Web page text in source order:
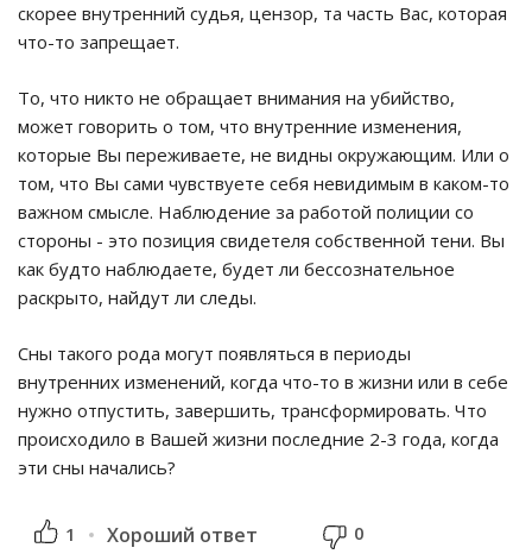
скорее внутренний судья, цензор, та часть Вас, которая
что-то запрещает.
То, что никто не обращает внимания на убийство,
может говорить о том, что внутренние изменения,
которые Вы переживаете, не видны окружающим. Или о
том, что Вы сами чувствуете себя невидимым в каком-то
важном смысле. Наблюдение за работой полиции со
стороны - это позиция свидетеля собственной тени. Вы
как будто наблюдаете, будет ли бессознательное
раскрыто, найдут ли следы.
Сны такого рода могут появляться в периоды
внутренних изменений, когда что-то в жизни или в себе
нужно отпустить, завершить, трансформировать. Что
происходило в Вашей жизни последние 2-3 года, когда
эти сны начались?
1 Хороший ответ 0